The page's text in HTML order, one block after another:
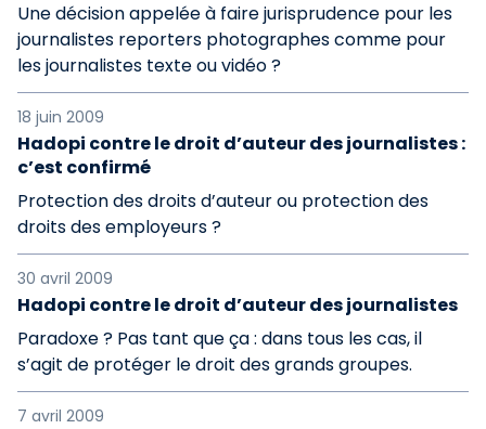
Une décision appelée à faire jurisprudence pour les
journalistes reporters photographes comme pour
les journalistes texte ou vidéo ?
18 juin 2009
Hadopi contre le droit d’auteur des journalistes :
c’est confirmé
Protection des droits d’auteur ou protection des
droits des employeurs ?
30 avril 2009
Hadopi contre le droit d’auteur des journalistes
Paradoxe ? Pas tant que ça : dans tous les cas, il
s’agit de protéger le droit des grands groupes.
7 avril 2009